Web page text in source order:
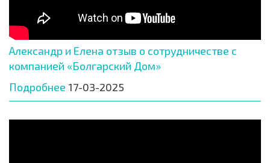
Александр и Елена отзыв о сотрудничестве с
компанией «Болгарский Дом»
Подробнее 17-03-2025